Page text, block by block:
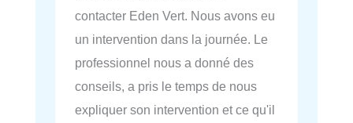
contacter Eden Vert. Nous avons eu
un intervention dans la journée. Le
professionnel nous a donné des
conseils, a pris le temps de nous
expliquer son intervention et ce qu'il